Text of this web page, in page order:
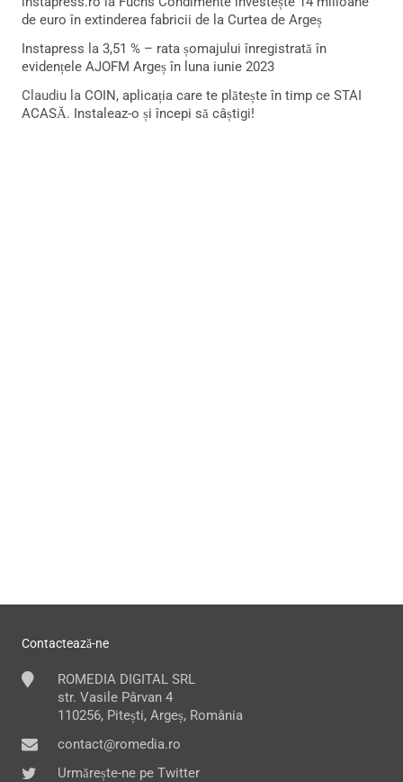
de euro în extinderea fabricii de la Curtea de Argeș
Instapress la 3,51 % – rata șomajului înregistrată în
evidențele AJOFM Argeș în luna iunie 2023
Claudiu la COIN, aplicația care te plătește în timp ce STAI
ACASĂ. Instaleaz-o și începi să câștigi!
Contactează-ne
ROMEDIA DIGITAL SRL
str. Vasile Pârvan 4
110256, Pitești, Argeș, România
contact@romedia.ro
Urmărește-ne pe Twitter